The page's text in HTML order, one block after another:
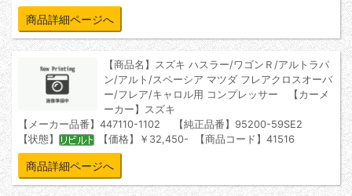
商品詳細ページへ
【商品名】スズキ ハスラー/ワゴンＲ/アルトラパ
ン/アルト/スペーシア マツダ フレアクロスオーバ
ー/フレア/キャロル用 コンプレッサー 【カーメ
ーカー】スズキ
【メーカー品番】447110-1102 【純正品番】95200-59SE2
【状態】
【価格】￥32,450- 【商品コード】41516
商品詳細ページへ